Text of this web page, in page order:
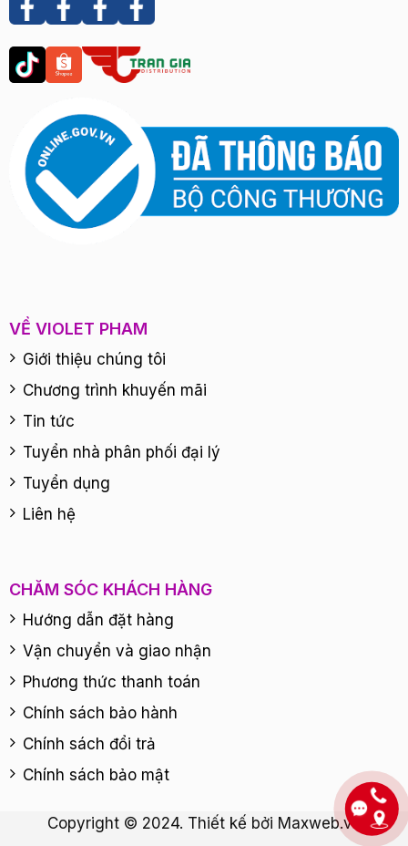
VỀ VIOLET PHAM
Giới thiệu chúng tôi
Chương trình khuyến mãi
Tin tức
Tuyển nhà phân phối đại lý
Tuyển dụng
Liên hệ
CHĂM SÓC KHÁCH HÀNG
Hướng dẫn đặt hàng
Vận chuyển và giao nhận
Phương thức thanh toán
Chính sách bảo hành
Chính sách đổi trả
Chính sách bảo mật
Copyright © 2024. Thiết kế bởi Maxweb.vn